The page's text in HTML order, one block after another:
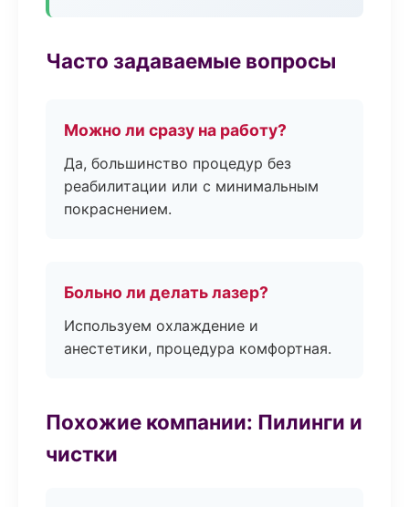
Часто задаваемые вопросы
Можно ли сразу на работу?
Да, большинство процедур без
реабилитации или с минимальным
покраснением.
Больно ли делать лазер?
Используем охлаждение и
анестетики, процедура комфортная.
Похожие компании: Пилинги и
чистки